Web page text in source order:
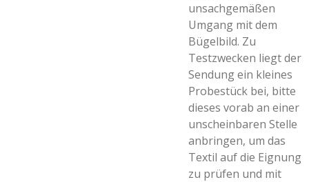
unsachgemäßen
Umgang mit dem
Bügelbild. Zu
Testzwecken liegt der
Sendung ein kleines
Probestück bei, bitte
dieses vorab an einer
unscheinbaren Stelle
anbringen, um das
Textil auf die Eignung
zu prüfen und mit